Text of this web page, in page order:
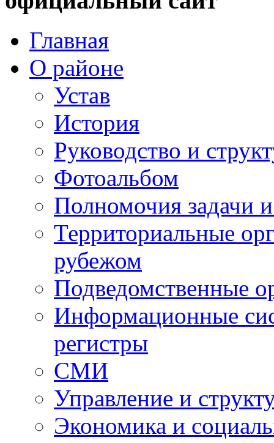
Главная
О районе
Устав
История
Руководство и
Фотоальбом
Полномочия задачи
Территориальные
рубежом
Подведомственные
Информационные
регистры
СМИ
Управление и
Экономика и